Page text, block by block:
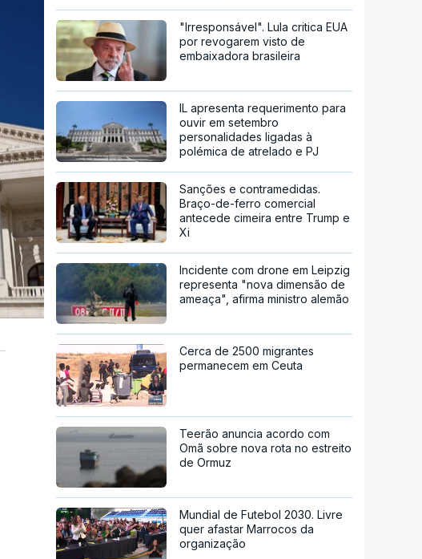
"Irresponsável". Lula critica EUA
por revogarem visto de
embaixadora brasileira
IL apresenta requerimento para
ouvir em setembro
personalidades ligadas à
polémica de atrelado e PJ
Sanções e contramedidas.
Braço-de-ferro comercial
antecede cimeira entre Trump e
Xi
Incidente com drone em Leipzig
representa "nova dimensão de
ameaça", afirma ministro alemão
Cerca de 2500 migrantes
permanecem em Ceuta
Teerão anuncia acordo com
Omã sobre nova rota no estreito
de Ormuz
Mundial de Futebol 2030. Livre
quer afastar Marrocos da
organização